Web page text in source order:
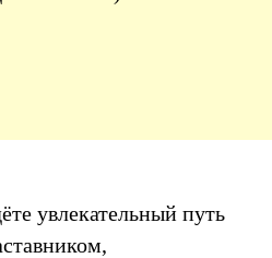
увлекательный путь